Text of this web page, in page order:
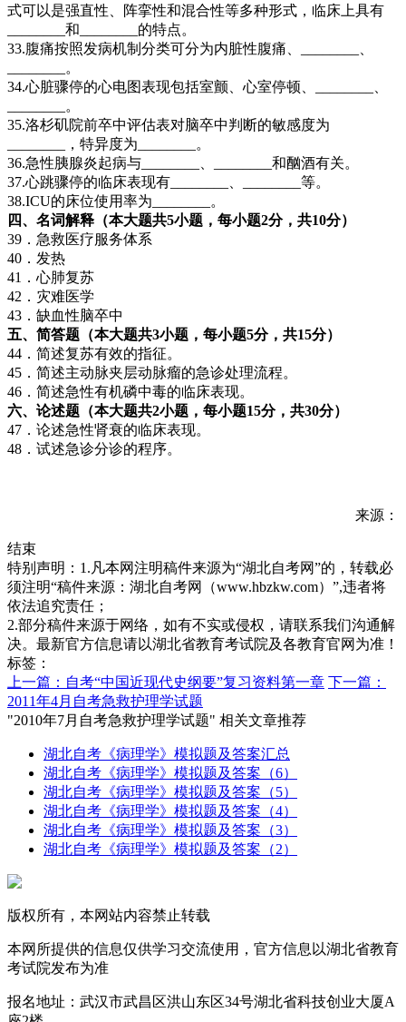
式可以是强直性、阵挛性和混合性等多种形式，临床上具有
________和________的特点。
33.腹痛按照发病机制分类可分为内脏性腹痛、________、
________。
34.心脏骤停的心电图表现包括室颤、心室停顿、________、
________。
35.洛杉矶院前卒中评估表对脑卒中判断的敏感度为
________，特异度为________。
36.急性胰腺炎起病与________、________和酗酒有关。
37.心跳骤停的临床表现有________、________等。
38.ICU的床位使用率为________。
四、名词解释（本大题共5小题，每小题2分，共10分）
39．急救医疗服务体系
40．发热
41．心肺复苏
42．灾难医学
43．缺血性脑卒中
五、简答题（本大题共3小题，每小题5分，共15分）
44．简述复苏有效的指征。
45．简述主动脉夹层动脉瘤的急诊处理流程。
46．简述急性有机磷中毒的临床表现。
六、论述题（本大题共2小题，每小题15分，共30分）
47．论述急性肾衰的临床表现。
48．试述急诊分诊的程序。
来源：
结束
特别声明：1.凡本网注明稿件来源为“湖北自考网”的，转载必
须注明“稿件来源：湖北自考网（www.hbzkw.com）”,违者将
依法追究责任；
2.部分稿件来源于网络，如有不实或侵权，请联系我们沟通解
决。最新官方信息请以湖北省教育考试院及各教育官网为准！
标签：
上一篇：自考“中国近现代史纲要”复习资料第一章 下一篇：
2011年4月自考急救护理学试题
"2010年7月自考急救护理学试题" 相关文章推荐
湖北自考《病理学》模拟题及答案汇总
湖北自考《病理学》模拟题及答案（6）
湖北自考《病理学》模拟题及答案（5）
湖北自考《病理学》模拟题及答案（4）
湖北自考《病理学》模拟题及答案（3）
湖北自考《病理学》模拟题及答案（2）
版权所有，本网站内容禁止转载
本网所提供的信息仅供学习交流使用，官方信息以湖北省教育
考试院发布为准
报名地址：武汉市武昌区洪山东区34号湖北省科技创业大厦A